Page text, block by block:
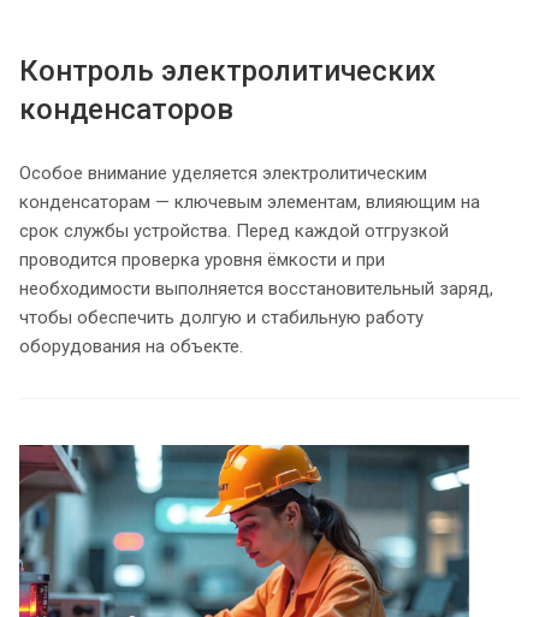
Контроль электролитических
конденсаторов
Особое внимание уделяется электролитическим
конденсаторам — ключевым элементам, влияющим на
срок службы устройства. Перед каждой отгрузкой
проводится проверка уровня ёмкости и при
необходимости выполняется восстановительный заряд,
чтобы обеспечить долгую и стабильную работу
оборудования на объекте.